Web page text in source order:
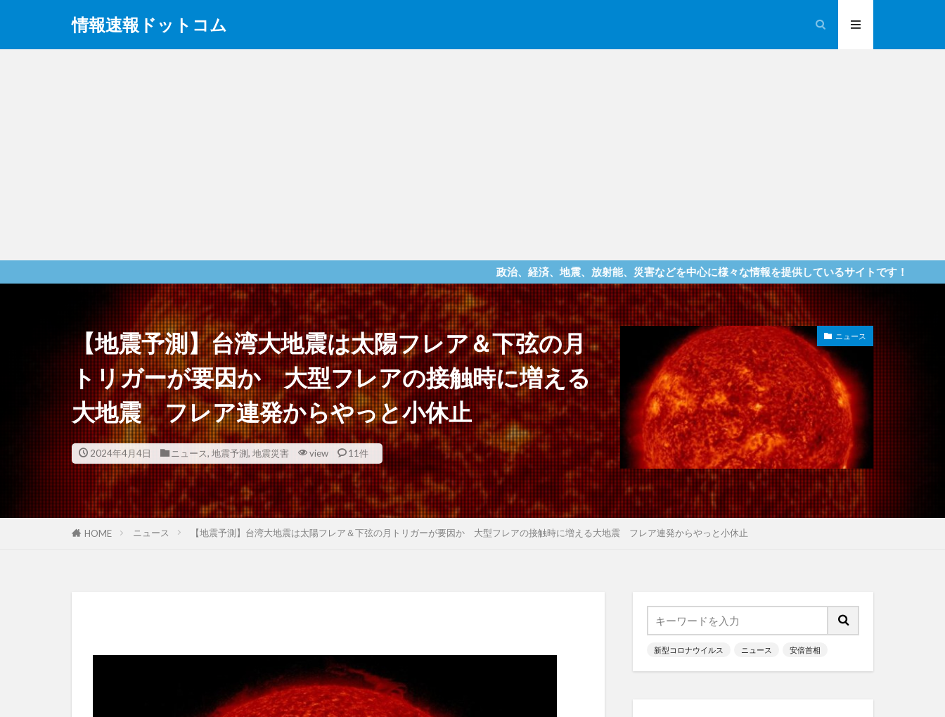
情報速報ドットコム
政治、経済、地震、放射能、災害などを中心に様々な情報を提供しているサイトです！
【地震予測】台湾大地震は太陽フレア＆下弦の月
トリガーが要因か 大型フレアの接触時に増える
大地震 フレア連発からやっと小休止
2024年4月4日 ニュース, 地震予測, 地震災害 view 11件
ニュース
HOME ニュース 【地震予測】台湾大地震は太陽フレア＆下弦の月トリガーが要因か 大型フレアの接触時に増える大地震 フレア連発からやっと小休止
新型コロナウイルス ニュース 安倍首相